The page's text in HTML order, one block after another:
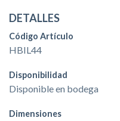
DETALLES
Código Artículo
HBIL44
Disponibilidad
Disponible en bodega
Dimensiones